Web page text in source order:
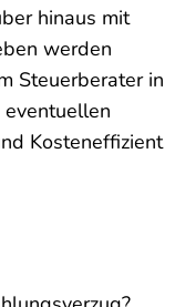
hinaus mit
werden
Steuerberater in
Kosteneffizient